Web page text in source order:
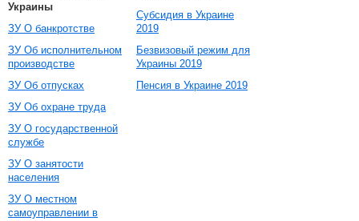
Украины
ЗУ О банкротстве
ЗУ Об исполнительном
производстве
ЗУ Об отпусках
ЗУ Об охране труда
ЗУ О государственной
службе
ЗУ О занятости
населения
ЗУ О местном
самоуправлении в
Субсидия в Украине
2019
Безвизовый режим для
Украины 2019
Пенсия в Украине 2019